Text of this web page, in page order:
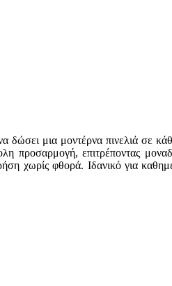
μια μοντέρνα πινελιά σε
προσαρμογή, επιτρέποντας
χωρίς φθορά. Ιδανικό για